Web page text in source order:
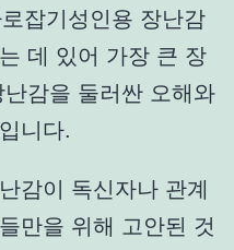
잡기성인용 장난감
데 있어 가장 큰 장
감을 둘러싼 오해와
니다.
감이 독신자나 관계
만을 위해 고안된 것